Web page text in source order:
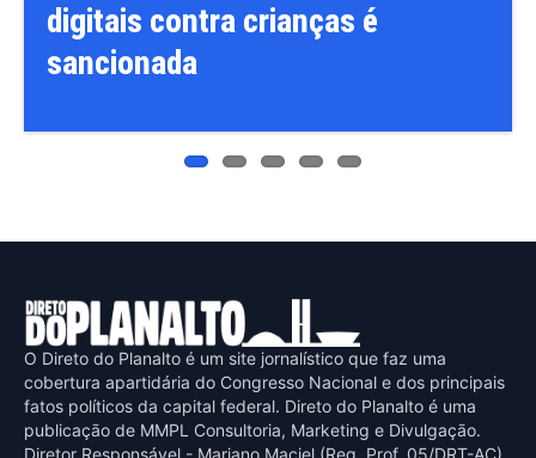
digitais contra crianças é
sancionada
O Direto do Planalto é um site jornalístico que faz uma
cobertura apartidária do Congresso Nacional e dos principais
fatos políticos da capital federal. Direto do Planalto é uma
publicaçāo de MMPL Consultoria, Marketing e Divulgaçāo.
Diretor Responsável - Mariano Maciel (Reg. Prof. 05/DRT-AC).